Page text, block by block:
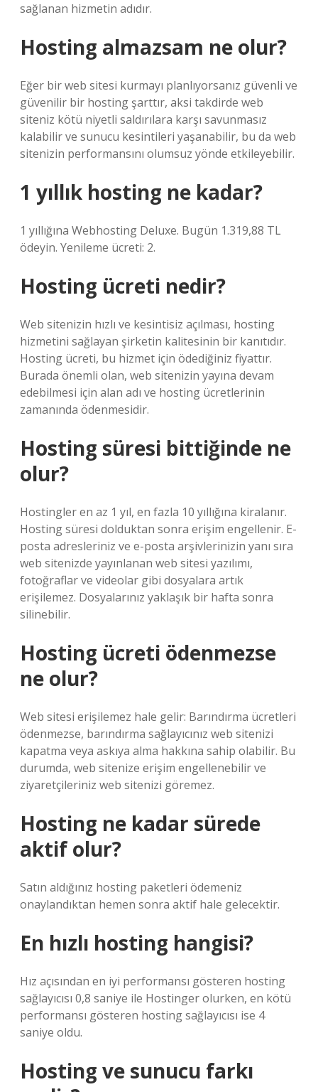
sağlanan hizmetin adıdır.
Hosting almazsam ne olur?
Eğer bir web sitesi kurmayı planlıyorsanız güvenli ve
güvenilir bir hosting şarttır, aksi takdirde web
siteniz kötü niyetli saldırılara karşı savunmasız
kalabilir ve sunucu kesintileri yaşanabilir, bu da web
sitenizin performansını olumsuz yönde etkileyebilir.
1 yıllık hosting ne kadar?
1 yıllığına Webhosting Deluxe. Bugün 1.319,88 TL
ödeyin. Yenileme ücreti: 2.
Hosting ücreti nedir?
Web sitenizin hızlı ve kesintisiz açılması, hosting
hizmetini sağlayan şirketin kalitesinin bir kanıtıdır.
Hosting ücreti, bu hizmet için ödediğiniz fiyattır.
Burada önemli olan, web sitenizin yayına devam
edebilmesi için alan adı ve hosting ücretlerinin
zamanında ödenmesidir.
Hosting süresi bittiğinde ne
olur?
Hostingler en az 1 yıl, en fazla 10 yıllığına kiralanır.
Hosting süresi dolduktan sonra erişim engellenir. E-
posta adresleriniz ve e-posta arşivlerinizin yanı sıra
web sitenizde yayınlanan web sitesi yazılımı,
fotoğraflar ve videolar gibi dosyalara artık
erişilemez. Dosyalarınız yaklaşık bir hafta sonra
silinebilir.
Hosting ücreti ödenmezse
ne olur?
Web sitesi erişilemez hale gelir: Barındırma ücretleri
ödenmezse, barındırma sağlayıcınız web sitenizi
kapatma veya askıya alma hakkına sahip olabilir. Bu
durumda, web sitenize erişim engellenebilir ve
ziyaretçileriniz web sitenizi göremez.
Hosting ne kadar sürede
aktif olur?
Satın aldığınız hosting paketleri ödemeniz
onaylandıktan hemen sonra aktif hale gelecektir.
En hızlı hosting hangisi?
Hız açısından en iyi performansı gösteren hosting
sağlayıcısı 0,8 saniye ile Hostinger olurken, en kötü
performansı gösteren hosting sağlayıcısı ise 4
saniye oldu.
Hosting ve sunucu farkı